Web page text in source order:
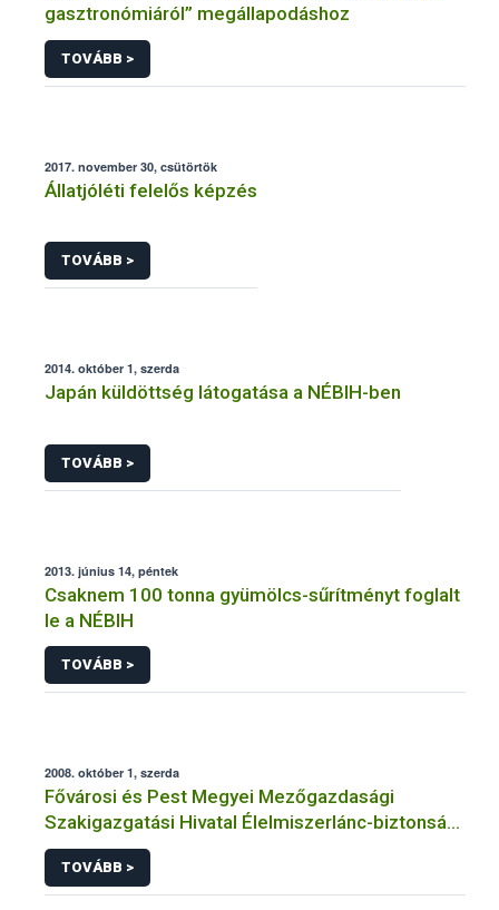
gasztronómiáról” megállapodáshoz
TOVÁBB >
2017. november 30, csütörtök
Állatjóléti felelős képzés
TOVÁBB >
2014. október 1, szerda
Japán küldöttség látogatása a NÉBIH-ben
TOVÁBB >
2013. június 14, péntek
Csaknem 100 tonna gyümölcs-sűrítményt foglalt
le a NÉBIH
TOVÁBB >
2008. október 1, szerda
Fővárosi és Pest Megyei Mezőgazdasági
Szakigazgatási Hivatal Élelmiszerlánc-biztonsági
és Állategészségügyi Igazgatóság hirdetménye
TOVÁBB >